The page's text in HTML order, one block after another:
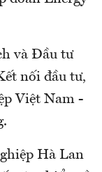
và Đầu tư
nối đầu tư,
Việt Nam -
Hà Lan